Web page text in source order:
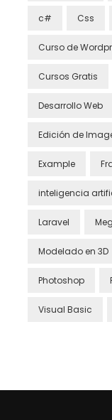
c# Css
Curso de
Cursos Gratis
Desarrollo Web
Edición de
Example
inteligencia
Laravel
Modelado en 3D
Photoshop
Visual Basic